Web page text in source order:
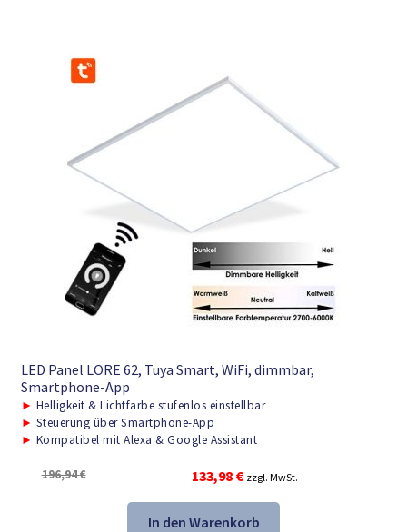
LED Panel LORE 62, Tuya Smart, WiFi, dimmbar,
Smartphone-App
► Helligkeit & Lichtfarbe stufenlos einstellbar
► Steuerung über Smartphone-App
► Kompatibel mit Alexa & Google Assistant
196,94€
Ursprünglicher
war:
133,98 €Aktueller
ist:
zzgl. MwSt.
In den Warenkorb